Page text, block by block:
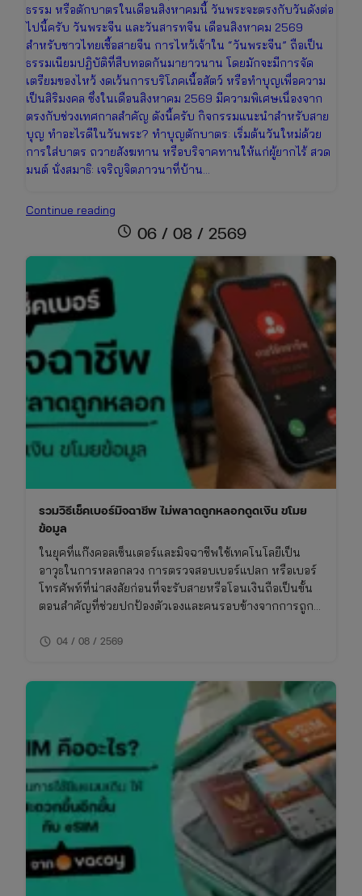
ธรรม หรือตักบาตรในเดือนสิงหาคมนี้ วันพระจะตรงกับวันดังต่อ
ไปนี้ครับ วันพระจีน และวันสารทจีน เดือนสิงหาคม 2569
สำหรับชาวไทยเชื้อสายจีน การไหว้เจ้าใน “วันพระจีน” ถือเป็น
ธรรมเนียมปฏิบัติที่สืบทอดกันมายาวนาน โดยมักจะมีการจัด
เตรียมของไหว้ งดเว้นการบริโภคเนื้อสัตว์ หรือทำบุญเพื่อความ
เป็นสิริมงคล ซึ่งในเดือนสิงหาคม 2569 มีความพิเศษเนื่องจาก
ตรงกับช่วงเทศกาลสำคัญ ดังนี้ครับ กิจกรรมแนะนำสำหรับสาย
บุญ ทำอะไรดีในวันพระ? ทำบุญตักบาตร: เริ่มต้นวันใหม่ด้วย
การใส่บาตร ถวายสังฆทาน หรือบริจาคทานให้แก่ผู้ยากไร้ สวด
มนต์ นั่งสมาธิ: เจริญจิตภาวนาที่บ้าน…
Continue reading
วันพระ
วัน
ไทย-
จีน
เทศกาล
สารท
schedule 06 / 08 / 2569
รวมวิธีเช็คเบอร์มิจฉาชีพ ไม่พลาดถูกหลอกดูดเงิน ขโมย
ข้อมูล
ในยุคที่แก๊งคอลเซ็นเตอร์และมิจฉาชีพใช้เทคโนโลยีเป็น
อาวุธในการหลอกลวง การตรวจสอบเบอร์แปลก หรือเบอร์
โทรศัพท์ที่น่าสงสัยก่อนที่จะรับสายหรือโอนเงินถือเป็นขั้น
ตอนสำคัญที่ช่วยปกป้องตัวเองและคนรอบข้างจากการถูก
ต้องและใช้เครื่องมือที่เหมาะสม บทความนี้จึงรวบรวมวิธี
schedule 04 / 08 / 2569